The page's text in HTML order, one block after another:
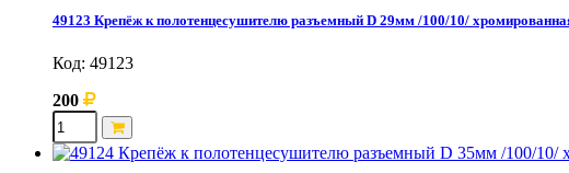
49123 Крепёж к полотенцесушителю разъемный D 29мм /100/10/
Код: 49123
200